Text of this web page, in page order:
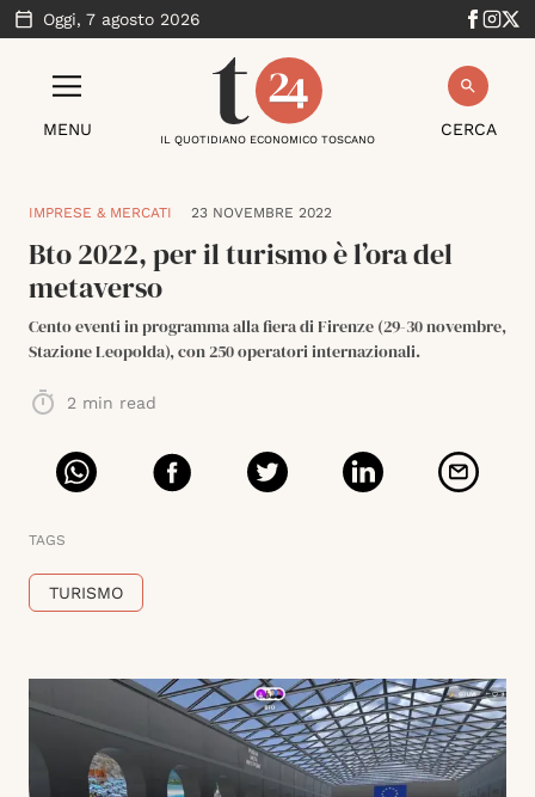
Oggi, 7 agosto 2026
MENU CERCA
IL QUOTIDIANO ECONOMICO TOSCANO
IMPRESE & MERCATI 23 NOVEMBRE 2022
Bto 2022, per il turismo è l’ora del
metaverso
Cento eventi in programma alla fiera di Firenze (29-30 novembre,
Stazione Leopolda), con 250 operatori internazionali.
2 min read
TAGS
TURISMO